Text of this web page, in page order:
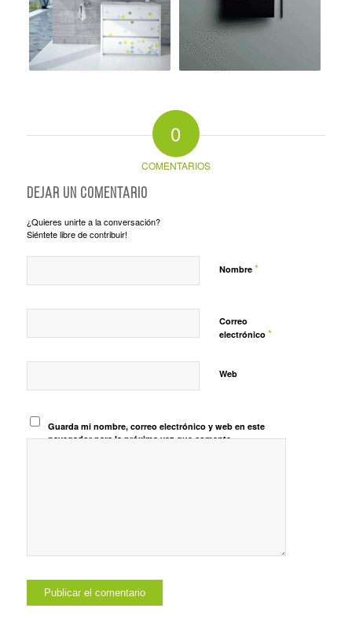
0
COMENTARIOS
Dejar un comentario
¿Quieres unirte a la conversación?
Siéntete libre de contribuir!
Nombre *
Correo
electrónico *
Web
Guarda mi nombre, correo electrónico y web en este
navegador para la próxima vez que comente.